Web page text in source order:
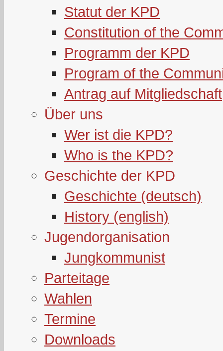
Statut der KPD
Constitution of the
Programm der KPD
Program of the
Antrag auf Mitgliedschaft
Über uns
Wer ist die KPD?
Who is the KPD?
Geschichte der KPD
Geschichte (deutsch)
History (english)
Jugendorganisation
Jungkommunist
Parteitage
Wahlen
Termine
Downloads